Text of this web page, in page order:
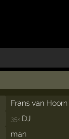
Frans van Hoorn
35× DJ
man